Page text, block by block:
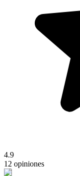
4.9
12 opiniones